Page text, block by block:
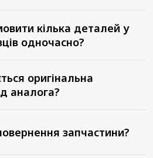
кілька деталей у
одночасно?
оригінальна
аналога?
запчастини?